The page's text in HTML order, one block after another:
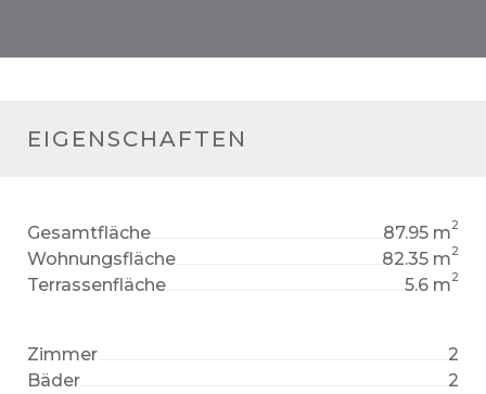
EIGENSCHAFTEN
Gesamtfläche 87.95 m2
Wohnungsfläche 82.35 m2
Terrassenfläche 5.6 m2
Zimmer
2
Bäder
2